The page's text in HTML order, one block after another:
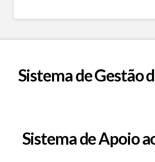
Sistema de Gestão
Sistema de Apoio